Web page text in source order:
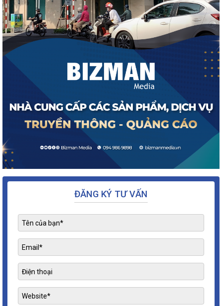
ĐĂNG KÝ TƯ VẤN